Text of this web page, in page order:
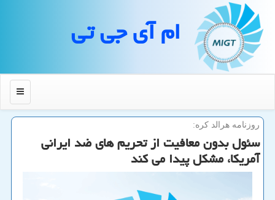
ام آی جی تی
منو
روزنامه هرالد كره:
سئول بدون معافیت از تحریم های ضد ایرانی
آمریكا، مشكل پیدا می كند